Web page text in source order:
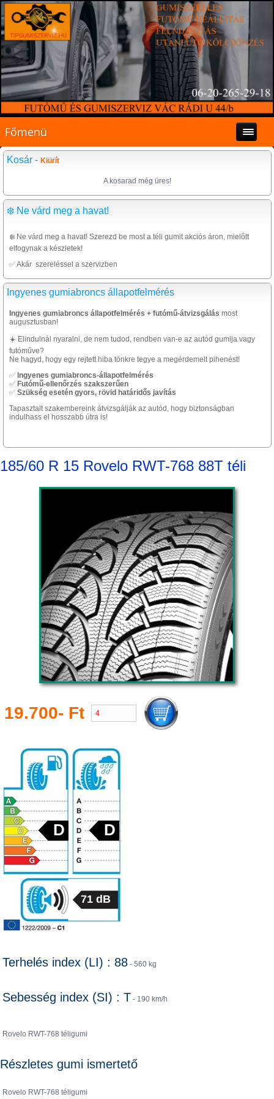
Főmenü
Kosár - Kiürít
A kosarad még üres!
❄️ Ne várd meg a havat!
❄️ Ne várd meg a havat! Szerezd be most a téli gumit akciós áron, mielőtt
elfogynak a készletek!
✅ Akár szereléssel a szervizben
Ingyenes gumiabroncs állapotfelmérés
Ingyenes gumiabroncs állapotfelmérés + futómű-átvizsgálás most
augusztusban!
☀️ Elindulnál nyaralni, de nem tudod, rendben van-e az autód gumija vagy
futóműve?
Ne hagyd, hogy egy rejtett hiba tönkre tegye a megérdemelt pihenést!
✅ Ingyenes gumiabroncs-állapotfelmérés
✅ Futómű-ellenőrzés szakszerűen
✅ Szükség esetén gyors, rövid határidős javítás
Tapasztalt szakembereink átvizsgálják az autód, hogy biztonságban
indulhass el hosszabb útra is!
185/60 R 15 Rovelo RWT-768 88T téli
19.700- Ft
D D
71 dB
Terhelés index (LI) : 88 - 560 kg
Sebesség index (SI) : T - 190 km/h
Rovelo RWT-768 téligumi
Részletes gumi ismertető
Rovelo RWT-768 téligumi